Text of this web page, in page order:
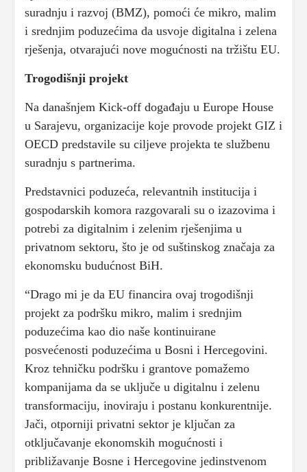
suradnju i razvoj (BMZ), pomoći će mikro, malim
i srednjim poduzećima da usvoje digitalna i zelena
rješenja, otvarajući nove mogućnosti na tržištu EU.
Trogodišnji projekt
Na današnjem Kick-off događaju u Europe House
u Sarajevu, organizacije koje provode projekt GIZ i
OECD predstavile su ciljeve projekta te službenu
suradnju s partnerima.
Predstavnici poduzeća, relevantnih institucija i
gospodarskih komora razgovarali su o izazovima i
potrebi za digitalnim i zelenim rješenjima u
privatnom sektoru, što je od suštinskog značaja za
ekonomsku budućnost BiH.
“Drago mi je da EU financira ovaj trogodišnji
projekt za podršku mikro, malim i srednjim
poduzećima kao dio naše kontinuirane
posvećenosti poduzećima u Bosni i Hercegovini.
Kroz tehničku podršku i grantove pomažemo
kompanijama da se uključe u digitalnu i zelenu
transformaciju, inoviraju i postanu konkurentnije.
Jači, otporniji privatni sektor je ključan za
otključavanje ekonomskih mogućnosti i
približavanje Bosne i Hercegovine jedinstvenom